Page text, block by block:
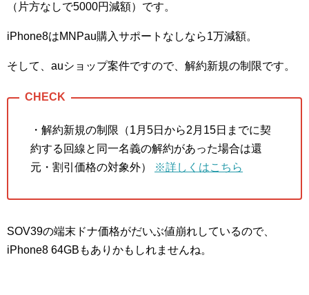
（片方なしで5000円減額）です。
iPhone8はMNPau購入サポートなしなら1万減額。
そして、auショップ案件ですので、解約新規の制限です。
・解約新規の制限（1月5日から2月15日までに契
約する回線と同一名義の解約があった場合は還
元・割引価格の対象外）
※詳しくはこちら
SOV39の端末ドナ価格がだいぶ値崩れしているので、
iPhone8 64GBもありかもしれませんね。